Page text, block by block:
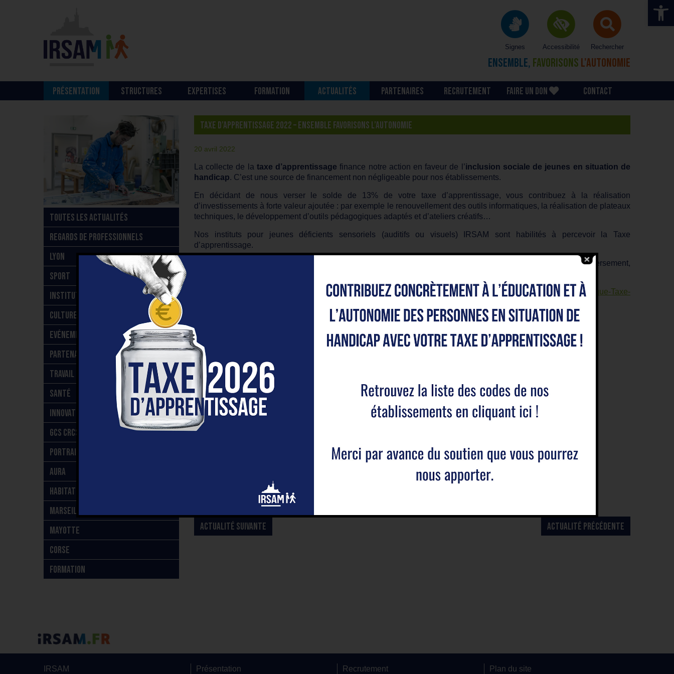
Ouvrir
Rechercher
Accessibilité
Signes
ENSEMBLE, FAVORISONS L'AUTONOMIE
PRÉSENTATION STRUCTURES EXPERTISES FORMATION ACTUALITÉS PARTENAIRES RECRUTEMENT FAIRE UN DON CONTACT
TOUTES LES ACTUALITÉS
REGARDS DE PROFESSIONNELS
LYON
SPORT
INSTITUTIONNEL
CULTURE
EVÉNEMENT
PARTENARIAT
TRAVAIL & HANDICAP
SANTÉ
INNOVATION
GCS CRCSI
PORTRAIT
AURA
HABITAT INCLUSIF
MARSEILLE
MAYOTTE
CORSE
FORMATION
TAXE D’APPRENTISSAGE 2022 – ENSEMBLE FAVORISONS L’AUTONOMIE
20 avril 2022
La collecte de la taxe d’apprentissage finance notre action en faveur de l’inclusion sociale de jeunes en situation de
handicap. C’est une source de financement non négligeable pour nos établissements.
En décidant de nous verser le solde de 13% de votre taxe d’apprentissage, vous contribuez à la réalisation
d’investissements à forte valeur ajoutée : par exemple le renouvellement des outils informatiques, la réalisation de plateaux
techniques, le développement d’outils pédagogiques adaptés et d’ateliers créatifs…
Nos instituts pour jeunes déficients sensoriels (auditifs ou visuels) IRSAM sont habilités à percevoir la Taxe
d’apprentissage.
, par virement ou par chèque et dès réception de votre versement,
Lien vers le bordereau IRSAM unique de versement de la Taxe d’apprentissage 2022
FormulaireUnique-Taxe-
IRSAM La Ressource (Institut pour Déficients sensoriels) : 9740450W (La Réunion)
IRSAM Les Primevères (Institut pour Déficients Visuels) : 0692659R (Lyon)
IRSAM IRS de Provence (Institut pour Déficients Auditifs) : 0131688P ou 0131429H (Marseille)
IRSAM Arc-en-Ciel (Institut pour Déficients Visuels) : 0131443Y ( Marseille)
ACTUALITÉ SUIVANTE ACTUALITÉ PRÉCÉDENTE
IRSAM Présentation Recrutement Plan du site